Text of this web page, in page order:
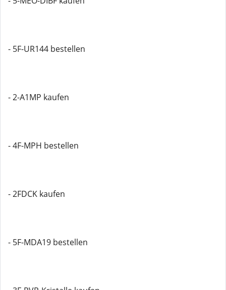
- 5F-UR144 bestellen
- 2-A1MP kaufen
- 4F-MPH bestellen
- 2FDCK kaufen
- 5F-MDA19 bestellen